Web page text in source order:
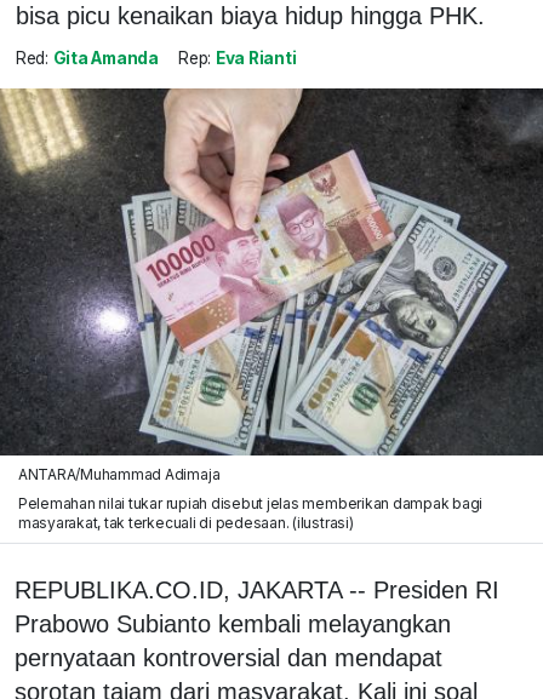
bisa picu kenaikan biaya hidup hingga PHK.
Red: Gita Amanda Rep: Eva Rianti
ANTARA/Muhammad Adimaja
Pelemahan nilai tukar rupiah disebut jelas memberikan dampak bagi
masyarakat, tak terkecuali di pedesaan. (ilustrasi)
REPUBLIKA.CO.ID, JAKARTA -- Presiden RI
Prabowo Subianto kembali melayangkan
pernyataan kontroversial dan mendapat
sorotan tajam dari masyarakat. Kali ini soal